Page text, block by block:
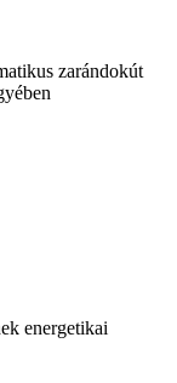
zarándokút
energetikai